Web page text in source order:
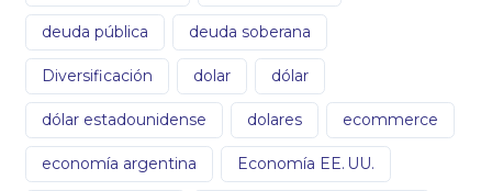
deuda pública deuda soberana
Diversificación dolar dólar
dólar estadounidense dolares ecommerce
economía argentina Economía EE. UU.